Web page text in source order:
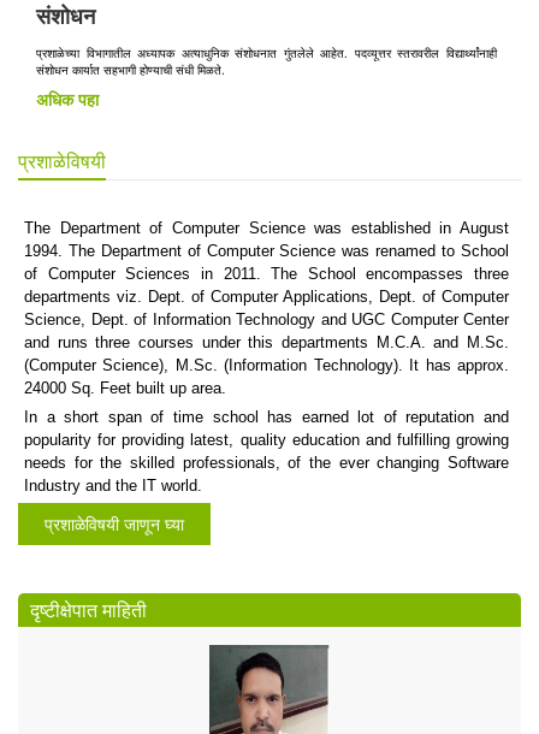
संशोधन
प्रशाळेच्या विभागातील अध्यापक अत्याधुनिक संशोधनात गुंतलेले आहेत. पदव्यूत्तर स्तरावरील विद्यार्थ्यांनाही
संशोधन कार्यात सहभागी होण्याची संधी मिळते.
अधिक पहा
प्रशाळेविषयी
The Department of Computer Science was established in August
1994. The Department of Computer Science was renamed to School
of Computer Sciences in 2011. The School encompasses three
departments viz. Dept. of Computer Applications, Dept. of Computer
Science, Dept. of Information Technology and UGC Computer Center
and runs three courses under this departments M.C.A. and M.Sc.
(Computer Science), M.Sc. (Information Technology). It has approx.
24000 Sq. Feet built up area.
In a short span of time school has earned lot of reputation and
popularity for providing latest, quality education and fulfilling growing
needs for the skilled professionals, of the ever changing Software
Industry and the IT world.
प्रशाळेविषयी जाणून घ्या
दृष्टीक्षेपात माहिती